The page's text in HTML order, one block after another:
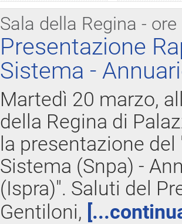
Sala della Regina - ore
Presentazione
Sistema -
Martedì 20 marzo,
della Regina di
la presentazione
Sistema (Snpa) -
(Ispra)". Saluti del
Gentiloni,